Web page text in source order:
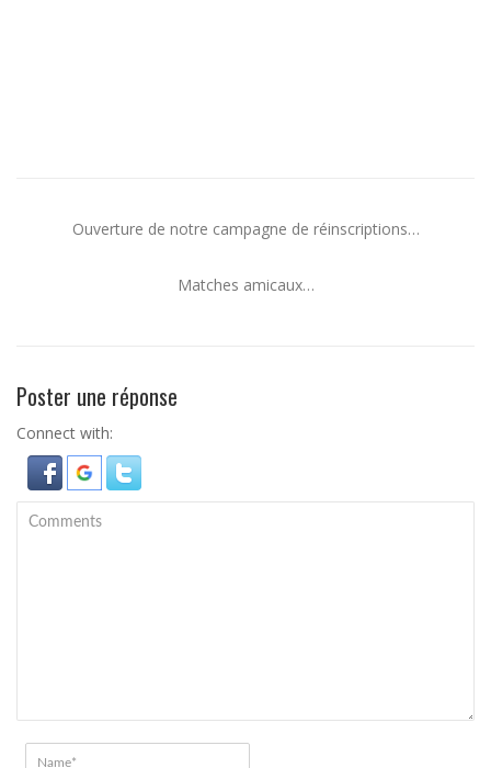
Ouverture de notre campagne de réinscriptions…
Matches amicaux…
Poster une réponse
Connect with: